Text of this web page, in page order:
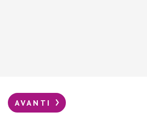
AVANTI